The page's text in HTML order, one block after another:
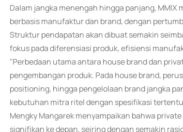
Dalam jangka menengah hingga panjang,
berbasis manufaktur dan brand, dengan
Struktur pendapatan akan dibuat semakin
fokus pada diferensiasi produk, efisiensi
"Perbedaan utama antara house brand dan
pengembangan produk. Pada house brand,
positioning, hingga pengelolaan brand jangka
kebutuhan mitra ritel dengan spesifikasi
Mengky Mangarek menyampaikan bahwa
signifikan ke depan, seiring dengan semakin